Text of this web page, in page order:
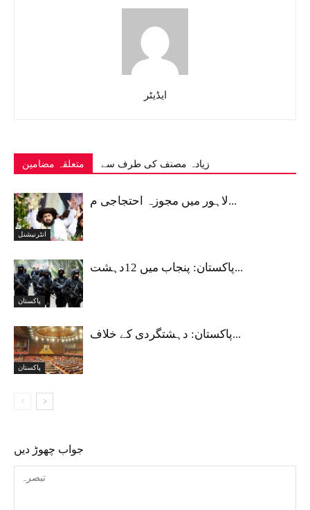
ایڈیٹر
متعلقہ مضامین زیادہ مصنف کی طرف سے
انٹرنیشنل
لاہور میں مجوزہ احتجاجی م...
پاکستان
پاکستان: پنجاب میں 12دہشت...
پاکستان
پاکستان: دہشتگردی کے خلاف...
جواب چھوڑ دیں